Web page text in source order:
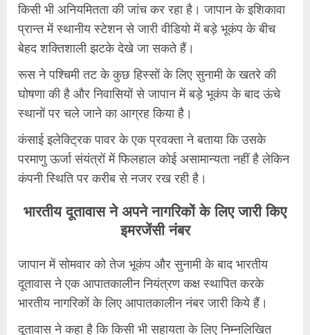
किसी भी अनियमितता की जांच कर रहा है। जापान के इशिकावा
प्रान्त में स्थानीय स्टेशन से जारी वीडियो में बड़े भूकंप के बीच
बेहद शक्तिशाली झटके देखे जा सकते हैं।
रूस ने पश्चिमी तट के कुछ हिस्सों के लिए सुनामी के खतरे की
घोषणा की है और निवासियों से जापान में बड़े भूकंप के बाद ऊंचे
स्थानों पर चले जाने का आग्रह किया है।
कंसाई इलेक्ट्रिक पावर के एक प्रवक्ता ने बताया कि उसके
परमाणु ऊर्जा संयंत्रों में फिलहाल कोई असामान्यता नहीं है लेकिन
कंपनी स्थिति पर करीब से नजर रख रही है।
भारतीय दूतावास ने अपने नागरिकों के लिए जारी किए
इमरजेंसी नंबर
जापान में सोमवार को तेज भूकंप और सुनामी के बाद भारतीय
दूतावास ने एक आपातकालीन नियंत्रण कक्ष स्थापित करके
भारतीय नागरिकों के लिए आपातकालीन नंबर जारी किये हैं।
दूतावास ने कहा है कि किसी भी सहायता के लिए निम्नलिखित